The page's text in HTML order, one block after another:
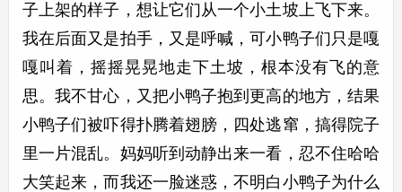
子上架的样子，想让它们从一个小土坡上飞下来。
我在后面又是拍手，又是呼喊，可小鸭子们只是嘎
嘎叫着，摇摇晃晃地走下土坡，根本没有飞的意
思。我不甘心，又把小鸭子抱到更高的地方，结果
小鸭子们被吓得扑腾着翅膀，四处逃窜，搞得院子
里一片混乱。妈妈听到动静出来一看，忍不住哈哈
大笑起来，而我还一脸迷惑，不明白小鸭子为什么